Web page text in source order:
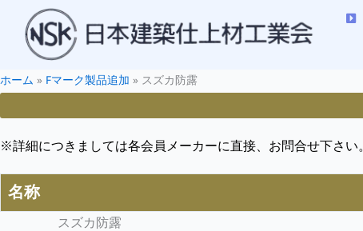
ホーム » Fマーク製品追加 » スズカ防露
※詳細につきましては各会員メーカーに直接、お問合せ下さい。
名称
スズカ防露